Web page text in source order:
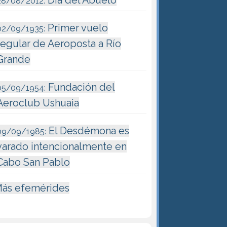
09/1935: Primer vuelo
de Aeroposta a Río
09/1954: Fundación del
Ushuaia
09/1985: El Desdémona es
intencionalmente en
San Pablo
efemérides